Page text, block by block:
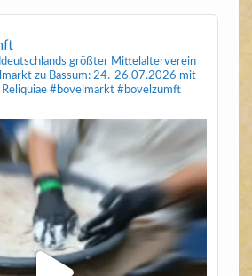
größter Mittelalterverein
zu Bassum: 24.-26.07.2026 mit
Reliquiae#bovelmarkt #bovelzumft